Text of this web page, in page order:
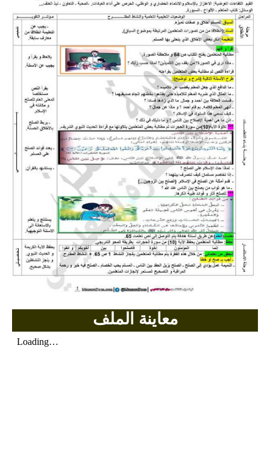
محفظة الأستاذ
بنك مذكرات الاستاذ
بنك التوزيعات الشهرية
دفاتر استاذ التعليم الابتدائي
البحوث الجاهزة
بحوث اللغة العربية
بحوث الرياضيات
بحوث التاريخ و الجغرافيا
بحوث الفيزياء و الكيمياء
بحوث العلوم الطبيعية
بحوث اللغة الفرنسية
معاينة الملف